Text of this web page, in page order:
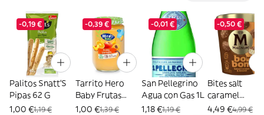
-0,19 €
Palitos Snatt'S
Pipas 62 G
1,00 €1,19 €
-0,39 €
Tarrito Hero
Baby Frutas
Variadas 190 G
1,00 €1,39 €
-0,01 €
San Pellegrino
Agua con Gas 1L
1,18 €1,19 €
-0,50 €
Bites salt
caramel
MAGNUM,
4,49 €4,99 €